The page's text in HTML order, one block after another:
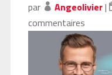
par Angeolivier|
commentaires